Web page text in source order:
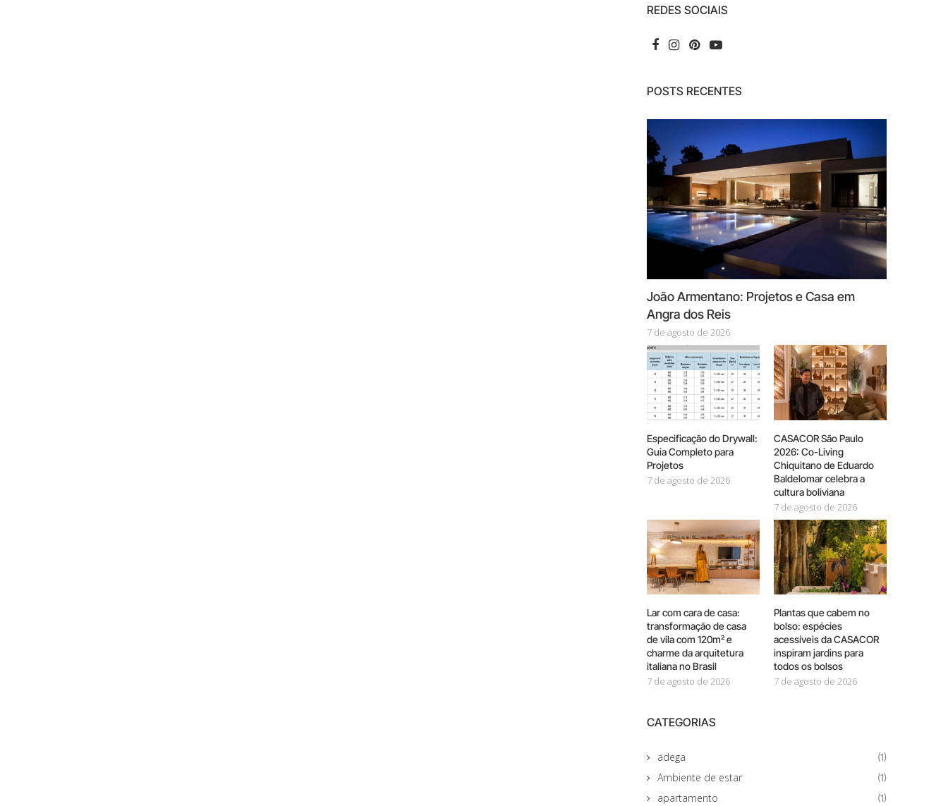
REDES SOCIAIS
POSTS RECENTES
João Armentano: Projetos e Casa em
Angra dos Reis
7 de agosto de 2026
Especificação do Drywall:
Guia Completo para
Projetos
7 de agosto de 2026
CASACOR São Paulo
2026: Co-Living
Chiquitano de Eduardo
Baldelomar celebra a
cultura boliviana
7 de agosto de 2026
Lar com cara de casa:
transformação de casa
de vila com 120m² e
charme da arquitetura
italiana no Brasil
7 de agosto de 2026
Plantas que cabem no
bolso: espécies
acessíveis da CASACOR
inspiram jardins para
todos os bolsos
7 de agosto de 2026
CATEGORIAS
adega (1)
Ambiente de estar (1)
apartamento (1)